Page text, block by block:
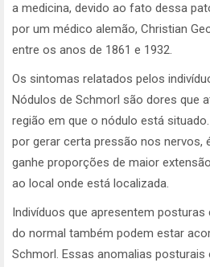
a medicina, devido ao fato dessa
por um médico alemão, Christian
entre os anos de 1861 e 1932.
Os sintomas relatados pelos
Nódulos de Schmorl são dores que
região em que o nódulo está
por gerar certa pressão nos nervos,
ganhe proporções de maior
ao local onde está localizada.
Indivíduos que apresentem
do normal também podem estar
Schmorl. Essas anomalias